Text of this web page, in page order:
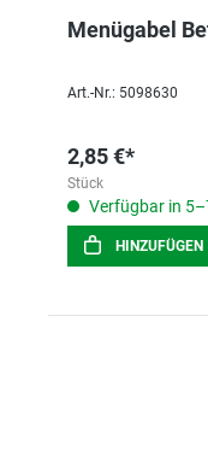
Menügabel
Art.-Nr.: 5098630
2,85 €*
Stück
Verfügbar in
HINZUFÜGEN